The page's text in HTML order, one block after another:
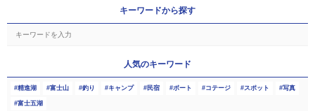
キーワードから探す
人気のキーワード
精進湖 富士山 釣り キャンプ 民宿 ボート コテージ スポット 写真
富士五湖